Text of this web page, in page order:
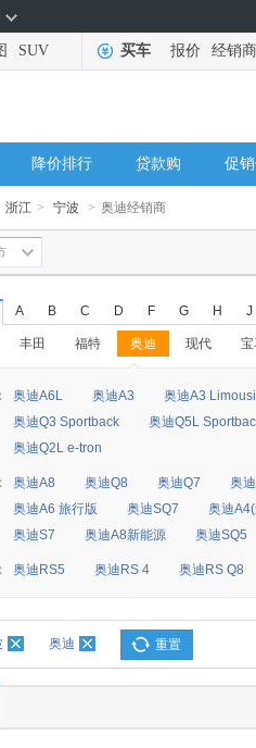
SUV 买车 报价 经销商
降价排行 贷款购 促
浙江 > 宁波 > 奥迪经销商
A B C D F G H J
丰田 福特 奥迪 现代
◆
◆
奥迪A6L 奥迪A3
奥迪A3
奥迪Q3 Sportback
奥迪Q5L
奥迪Q2L e-tron
奥迪A8 奥迪Q8 奥迪Q7
奥
奥迪A6 旅行版
奥迪SQ7
奥迪
奥迪S7
奥迪A8新能源 奥迪SQ5
奥迪RS5 奥迪RS 4 奥迪RS Q8
奥迪 重置